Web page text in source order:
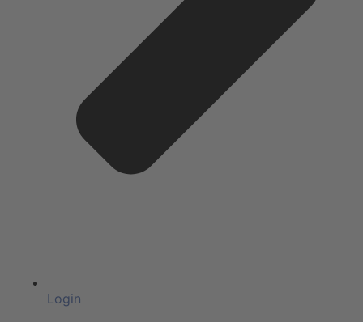
Login